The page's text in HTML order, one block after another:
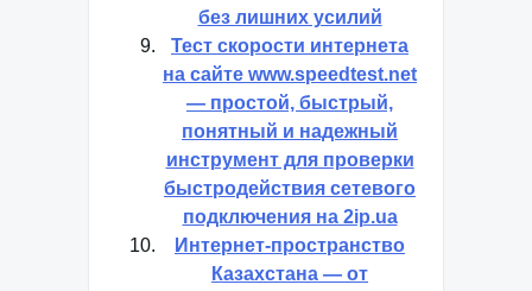
без лишних усилий
Тест скорости интернета
на сайте www.speedtest.net
— простой, быстрый,
понятный и надежный
инструмент для проверки
быстродействия сетевого
подключения на 2ip.ua
Интернет-пространство
Казахстана — от